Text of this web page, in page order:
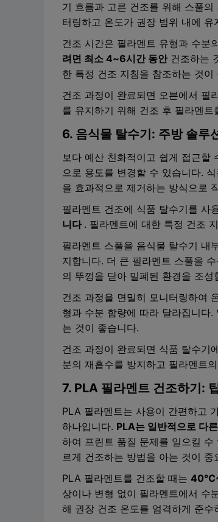
기 흐름과 고른 건조를 위해 스풀
터링하고 온도가 권장 범위 내에 유
건조 시간은 필라멘트 유형과 수분
려면 최소 4~6시간 동안건조하는
한 특정 건조 지침을 참조하는 것이
건조 과정이 완료되면 오븐에서 필
를 유지하기 위해 건조 후 필라멘
6. 음식물 탈수기: 주방 솔루
보다 예산 친화적이고 쉽게 접근할
으로 용도를 변경할 수 있습니다.
을 효과적으로 제거하는 방식으로
필라멘트 건조에 식품 탈수기를 사
니다 . 필라멘트에 대한 특정 건조
필라멘트 스풀을 음식물 탈수기 내
지합니다. 더 큰 필라멘트 스풀을
의 뚜껑을 닫아 밀폐된 환경을 조성
건조 과정을 면밀히 모니터링하여
형과 수분 함량에 따라 달라집니다
는 것이 좋습니다.
건조 과정이 완료되면 식품 탈수기
분의 재흡수를 방지하고 필라멘트
7. PLA 필라멘트 건조하기:
PLA 필라멘트는 사용이 간편하고
하나입니다. PLA는 일반적으로 다
하여 프린트 품질 문제를 일으킬
르게 건조하는 방법을 아는 것이 중
PLA 필라멘트를 건조할 때는
상이나 변형 없이 필라멘트에서 수
해 권장 건조 온도를 엄격하게 준수